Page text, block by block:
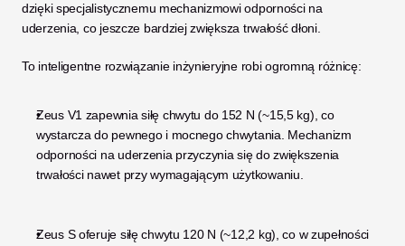
dzięki specjalistycznemu mechanizmowi odporności na
uderzenia, co jeszcze bardziej zwiększa trwałość dłoni.
To inteligentne rozwiązanie inżynieryjne robi ogromną różnicę:
Zeus V1 zapewnia siłę chwytu do 152 N (~15,5 kg), co
wystarcza do pewnego i mocnego chwytania. Mechanizm
odporności na uderzenia przyczynia się do zwiększenia
trwałości nawet przy wymagającym użytkowaniu.
Zeus S oferuje siłę chwytu 120 N (~12,2 kg), co w zupełności